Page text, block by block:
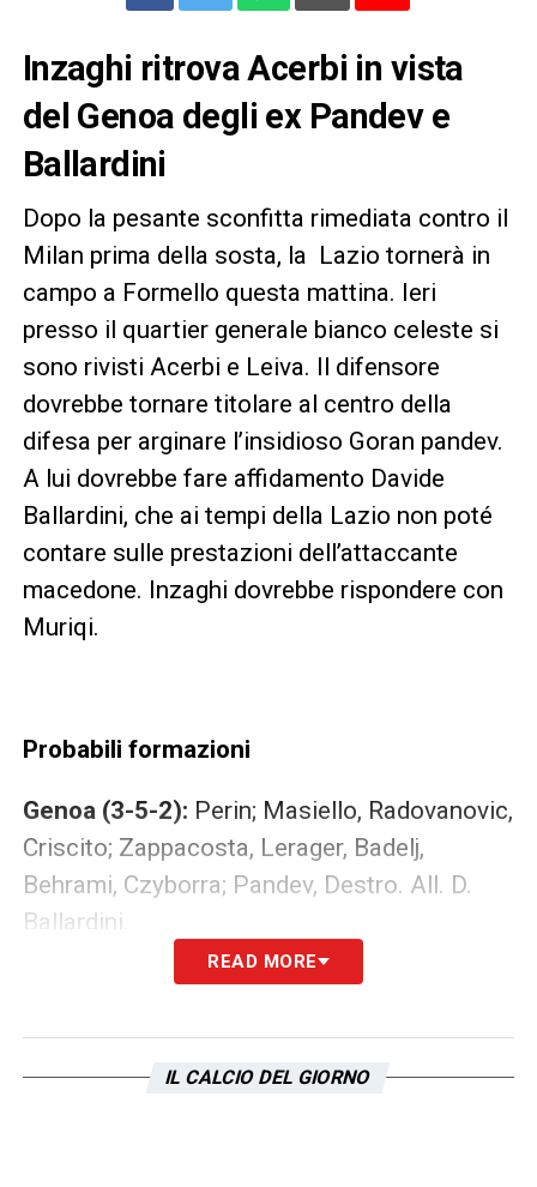
Inzaghi ritrova Acerbi in vista
del Genoa degli ex Pandev e
Ballardini
Dopo la pesante sconfitta rimediata contro il
Milan prima della sosta, la Lazio tornerà in
campo a Formello questa mattina. Ieri
presso il quartier generale bianco celeste si
sono rivisti Acerbi e Leiva. Il difensore
dovrebbe tornare titolare al centro della
difesa per arginare l’insidioso Goran pandev.
A lui dovrebbe fare affidamento Davide
Ballardini, che ai tempi della Lazio non poté
contare sulle prestazioni dell’attaccante
macedone. Inzaghi dovrebbe rispondere con
Muriqi.
Probabili formazioni
Genoa (3-5-2): Perin; Masiello, Radovanovic,
Criscito; Zappacosta, Lerager, Badelj,
Behrami, Czyborra; Pandev, Destro. All. D.
Ballardini.
Lazio (3-5-2):Reina; Luiz Felipe, Acerbi,
READ MORE
IL CALCIO DEL GIORNO